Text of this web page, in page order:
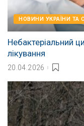
НОВИНИ УКРАЇНИ ТА
Небактеріальний
лікування
20.04.2026